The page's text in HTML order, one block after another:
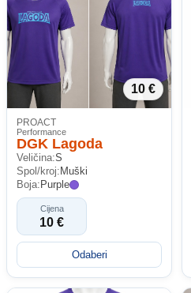
10 €
PROACT
Performance
DGK Lagoda
Veličina:S
Spol/kroj: Muški
Boja: Purple
Cijena
10 €
Odaberi